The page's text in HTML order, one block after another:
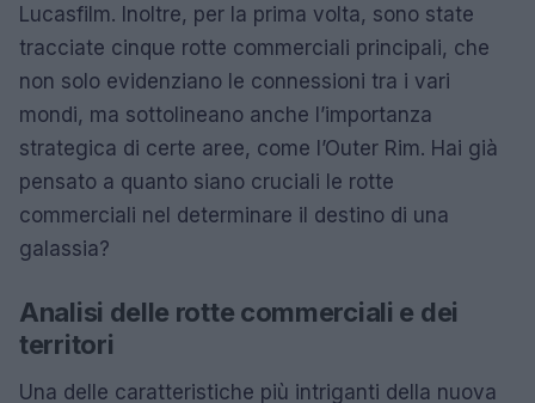
Lucasfilm. Inoltre, per la prima volta, sono state
tracciate cinque rotte commerciali principali, che
non solo evidenziano le connessioni tra i vari
mondi, ma sottolineano anche l’importanza
strategica di certe aree, come l’Outer Rim. Hai già
pensato a quanto siano cruciali le rotte
commerciali nel determinare il destino di una
galassia?
Analisi delle rotte commerciali e dei
territori
Una delle caratteristiche più intriganti della nuova